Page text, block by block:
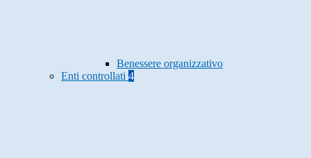
Benessere organizzativo
Enti controllati 4